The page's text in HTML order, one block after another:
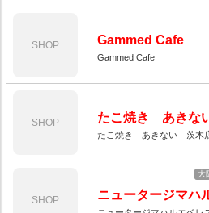
SHOP Gammed Cafe
Gammed Cafe
SHOP たこ焼き あきな
たこ焼き あきない 茨木
SHOP
大
ニュータージマ